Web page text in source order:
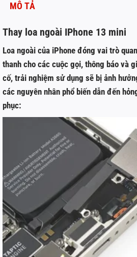
MÔ TẢ
Thay loa ngoài IPhone 13 mini
Loa ngoài của iPhone đóng vai trò
thanh cho các cuộc gọi, thông báo và
cố, trải nghiệm sử dụng sẽ bị ảnh
các nguyên nhân phổ biến dẫn đến
phục: